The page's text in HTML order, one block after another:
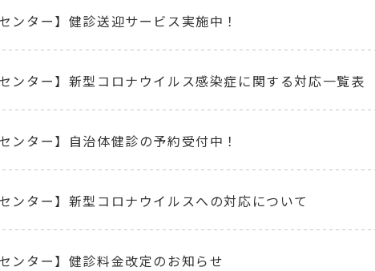
ンター】健診送迎サービス実施中！
センター】新型コロナウイルス感染症に関する対応一覧表
ンター】自治体健診の予約受付中！
センター】新型コロナウイルスへの対応について
センター】健診料金改定のお知らせ